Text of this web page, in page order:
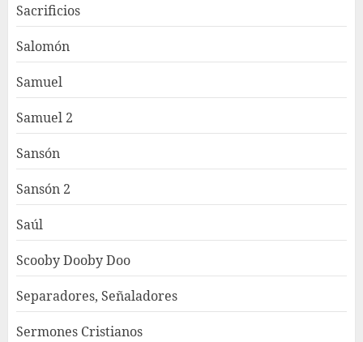
Sacrificios
Salomón
Samuel
Samuel 2
Sansón
Sansón 2
Saúl
Scooby Dooby Doo
Separadores, Señaladores
Sermones Cristianos